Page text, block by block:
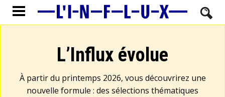
L’Influx évolue
À partir du printemps 2026, vous découvrirez une
nouvelle formule : des sélections thématiques